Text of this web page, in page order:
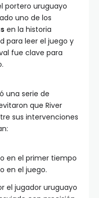
portero uruguayo
uno de los
en la historia
para leer el juego y
fue clave para
una serie de
que River
sus intervenciones
en el primer tiempo
en el juego.
el jugador uruguayo